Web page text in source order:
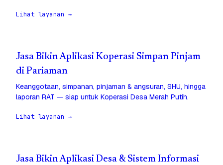
Lihat layanan →
Jasa Bikin Aplikasi Koperasi Simpan Pinjam
di Pariaman
Keanggotaan, simpanan, pinjaman & angsuran, SHU, hingga
laporan RAT — siap untuk Koperasi Desa Merah Putih.
Lihat layanan →
Jasa Bikin Aplikasi Desa & Sistem Informasi